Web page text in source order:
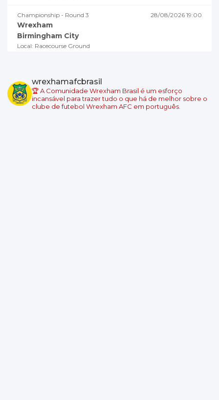
Championship - Round 3 28/08/2026 19:00
Wrexham
Birmingham City
Local: Racecourse Ground
Wrexham
Local: The Den
wrexhamafcbrasil
🏆 A Comunidade Wrexham Brasil é um esforço
incansável para trazer tudo o que há de melhor sobre o
clube de futebol Wrexham AFC em português.